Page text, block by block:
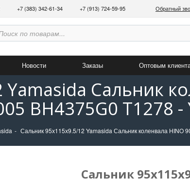
+7 (383) 342-61-34 +7 (913) 724-59-95 Обратный
Новости Заказы Оптовым
Сальник
BH4375G0 T1278 -
Сальник 95х115х9.5/12 Yamasida Сальник коленвала HINO
Сальник